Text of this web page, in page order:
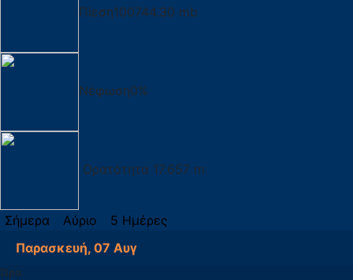
Πίεση100744.30 mb
Νέφωση0%
Ορατότητα 17.657 m
Σήμερα Αύριο
5 Ημέρες
Παρασκευή, 07 Αυγ
Ώρα